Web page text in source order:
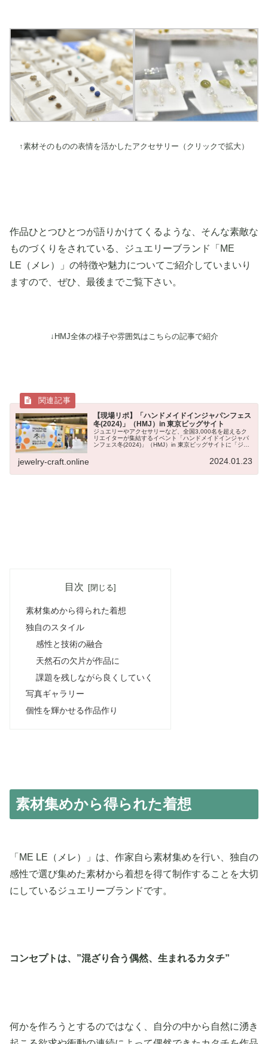
↑素材そのものの表情を活かしたアクセサリー（クリックで拡大）
作品ひとつひとつが語りかけてくるような、そんな素敵な
ものづくりをされている、ジュエリーブランド「ME
LE（メレ）」の特徴や魅力についてご紹介していまいり
ますので、ぜひ、最後までご覧下さい。
↓HMJ全体の様子や雰囲気はこちらの記事で紹介
【現場リポ】「ハンドメイドインジャパンフェス
冬(2024)」（HMJ）in 東京ビッグサイト
ジュエリーやアクセサリーなど、全国3,000名を超えるク
リエイターが集結するイベント「ハンドメイドインジャパ
ンフェス冬(2024)」（HMJ）in 東京ビッグサイトに「ジュ
の様子や雰囲気と合わせて、キラリと個性が光るジュエリ
jewelry-craft.online 2024.01.23
目次
素材集めから得られた着想
独自のスタイル
感性と技術の融合
天然石の欠片が作品に
課題を残しながら良くしていく
写真ギャラリー
個性を輝かせる作品作り
素材集めから得られた着想
「ME LE（メレ）」は、作家自ら素材集めを行い、独自の
感性で選び集めた素材から着想を得て制作することを大切
にしているジュエリーブランドです。
コンセプトは、”混ざり合う偶然、生まれるカタチ”
何かを作ろうとするのではなく、自分の中から自然に湧き